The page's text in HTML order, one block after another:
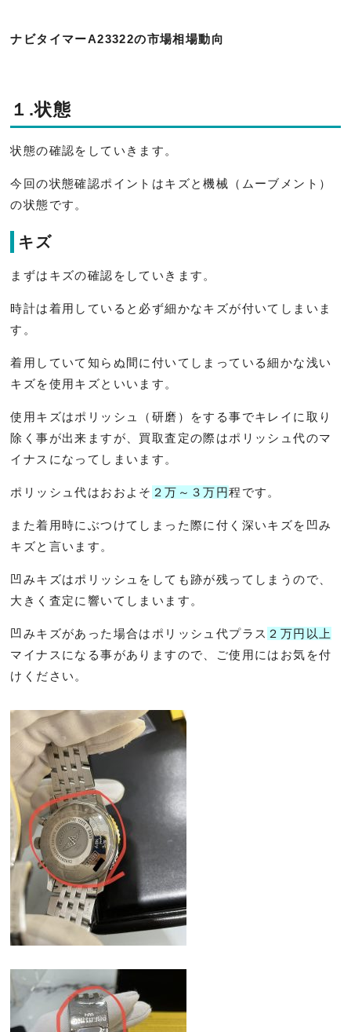
ナビタイマーA23322の市場相場動向
１.状態
状態の確認をしていきます。
今回の状態確認ポイントはキズと機械（ムーブメント）
の状態です。
キズ
まずはキズの確認をしていきます。
時計は着用していると必ず細かなキズが付いてしまいま
す。
着用していて知らぬ間に付いてしまっている細かな浅い
キズを使用キズといいます。
使用キズはポリッシュ（研磨）をする事でキレイに取り
除く事が出来ますが、買取査定の際はポリッシュ代のマ
イナスになってしまいます。
ポリッシュ代はおおよそ ２万～３万円程です。
また着用時にぶつけてしまった際に付く深いキズを凹み
キズと言います。
凹みキズはポリッシュをしても跡が残ってしまうので、
大きく査定に響いてしまいます。
凹みキズがあった場合はポリッシュ代プラス ２万円以上
マイナスになる事がありますので、ご使用にはお気を付
けください。